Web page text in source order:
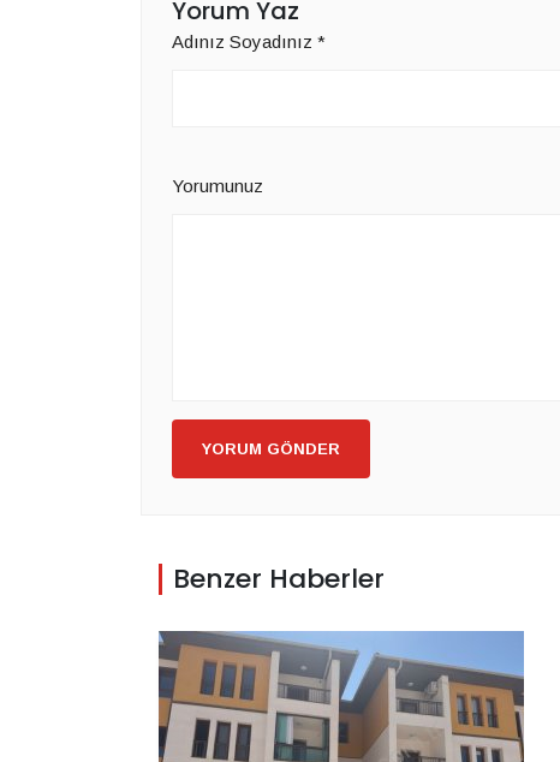
Yorum Yaz
Adınız Soyadınız *
Yorumunuz
YORUM GÖNDER
Benzer Haberler